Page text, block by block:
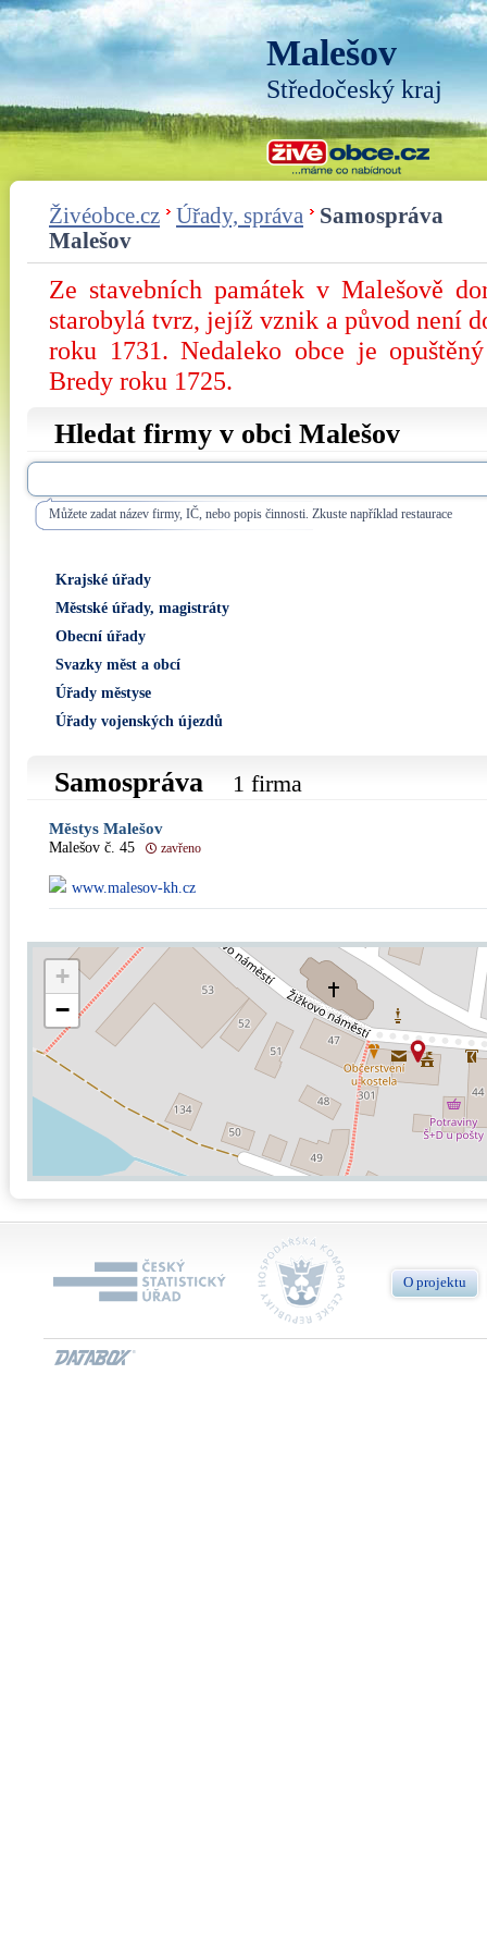
Malešov
Středočeský kraj
Živéobce.cz Úřady, správa
Samospráva
Malešov
Ze stavebních památek v Malešově
starobylá tvrz, jejíž vznik a původ není
roku 1731. Nedaleko obce je
Bredy roku 1725.
Hledat firmy v obci Malešov
Můžete zadat název firmy, IČ, nebo popis činnosti. Zkuste například restaurace
Krajské úřady
Městské úřady, magistráty
Obecní úřady
Svazky měst a obcí
Úřady městyse
Úřady vojenských újezdů
Samospráva 1 firma
Městys Malešov
Malešov č. 45 zavřeno
www.malesov-kh.cz
+
−
O projektu